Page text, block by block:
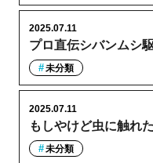
プロ直伝シバンムシ
2025.07.11
未分類
もしやけど虫に触れ
2025.07.11
未分類